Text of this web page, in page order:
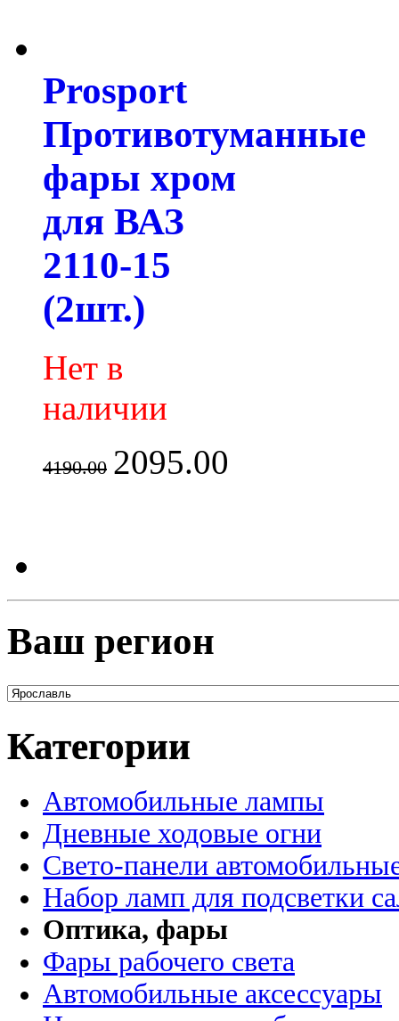
Prosport
Противотуманные
фары хром
для ВАЗ
2110-15
(2шт.)
Нет в
наличии
4190.00 2095.00
Ваш регион
Категории
Автомобильные лампы
Дневные ходовые огни
Свето-панели
Набор ламп для подсветки
Оптика, фары
Фары рабочего света
Автомобильные аксессуары